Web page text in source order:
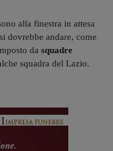
alla finestra in attesa
dovrebbe andare, come
da squadre
squadra del Lazio.